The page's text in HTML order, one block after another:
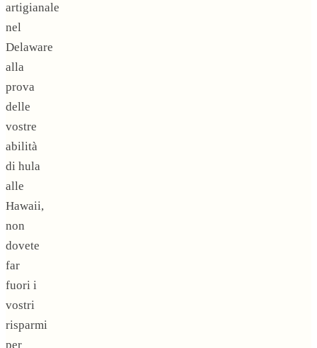
artigianale
nel
Delaware
alla
prova
delle
vostre
abilità
di hula
alle
Hawaii,
non
dovete
far
fuori i
vostri
risparmi
per